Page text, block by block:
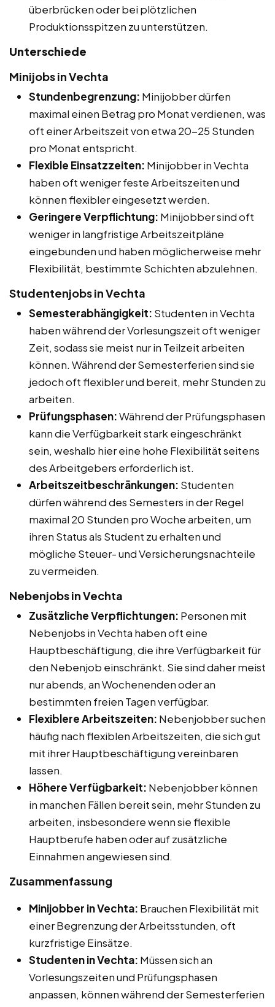
überbrücken oder bei plötzlichen
Produktionsspitzen zu unterstützen.
Unterschiede
Minijobs in Vechta
Stundenbegrenzung: Minijobber dürfen
maximal einen Betrag pro Monat verdienen, was
oft einer Arbeitszeit von etwa 20-25 Stunden
pro Monat entspricht.
Flexible Einsatzzeiten: Minijobber in Vechta
haben oft weniger feste Arbeitszeiten und
können flexibler eingesetzt werden.
Geringere Verpflichtung: Minijobber sind oft
weniger in langfristige Arbeitszeitpläne
eingebunden und haben möglicherweise mehr
Flexibilität, bestimmte Schichten abzulehnen.
Studentenjobs in Vechta
Semesterabhängigkeit: Studenten in Vechta
haben während der Vorlesungszeit oft weniger
Zeit, sodass sie meist nur in Teilzeit arbeiten
können. Während der Semesterferien sind sie
jedoch oft flexibler und bereit, mehr Stunden zu
arbeiten.
Prüfungsphasen:Während der Prüfungsphasen
kann die Verfügbarkeit stark eingeschränkt
sein, weshalb hier eine hohe Flexibilität seitens
des Arbeitgebers erforderlich ist.
Arbeitszeitbeschränkungen: Studenten
dürfen während des Semesters in der Regel
maximal 20 Stunden pro Woche arbeiten, um
ihren Status als Student zu erhalten und
mögliche Steuer- und Versicherungsnachteile
zu vermeiden.
Nebenjobs in Vechta
Zusätzliche Verpflichtungen: Personen mit
Nebenjobs in Vechta haben oft eine
Hauptbeschäftigung, die ihre Verfügbarkeit für
den Nebenjob einschränkt. Sie sind daher meist
nur abends, an Wochenenden oder an
bestimmten freien Tagen verfügbar.
Flexiblere Arbeitszeiten: Nebenjobber suchen
häufig nach flexiblen Arbeitszeiten, die sich gut
mit ihrer Hauptbeschäftigung vereinbaren
lassen.
Höhere Verfügbarkeit: Nebenjobber können
in manchen Fällen bereit sein, mehr Stunden zu
arbeiten, insbesondere wenn sie flexible
Hauptberufe haben oder auf zusätzliche
Einnahmen angewiesen sind.
Zusammenfassung
Minijobber in Vechta: Brauchen Flexibilität mit
einer Begrenzung der Arbeitsstunden, oft
kurzfristige Einsätze.
Studenten in Vechta: Müssen sich an
Vorlesungszeiten und Prüfungsphasen
anpassen, können während der Semesterferien